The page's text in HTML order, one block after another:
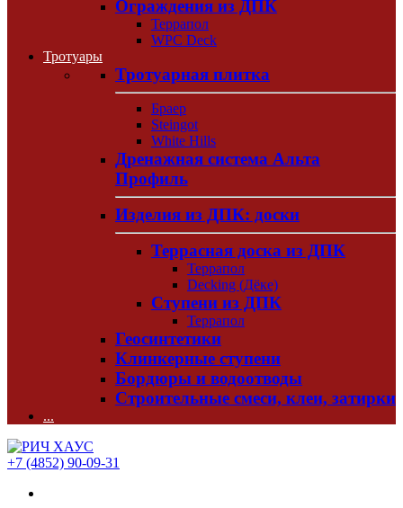
Ограждения из ДПК
Террапол
WPC Deck
Тротуары
Тротуарная плитка
Браер
Steingot
White Hills
Дренажная система Альта
Профиль
Изделия из ДПК: доски
Террасная доска из ДПК
Террапол
Decking (Дёке)
Ступени из ДПК
Террапол
Геосинтетики
Клинкерные ступени
Бордюры и водоотводы
Строительные смеси, клеи, затирки
...
+7 (4852) 90-09-31